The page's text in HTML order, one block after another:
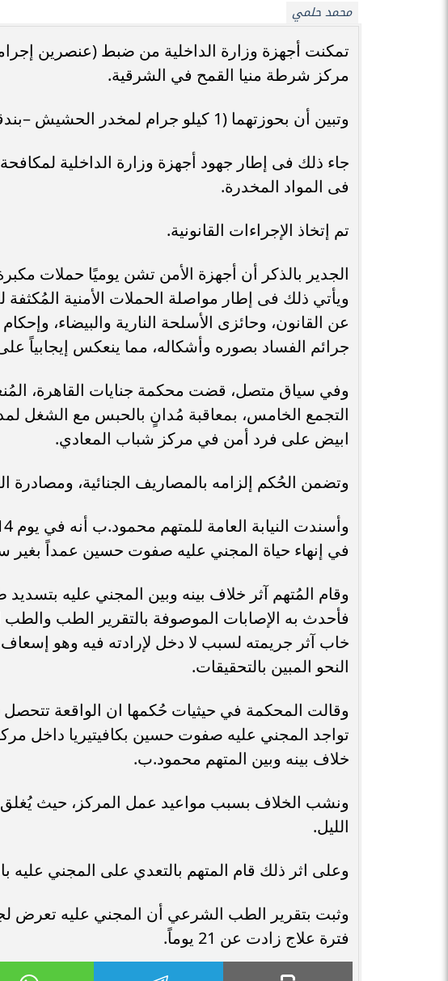
محمد حلمي
تمكنت أجهزة وزارة الداخلية من ضبط (عنصرين
مركز شرطة منيا القمح في الشرقية.
وتبين أن بحوزتهما (1 كيلو جرام لمخدر الحشيش –بندقية آلية –فرد محلى –عدد من الطلقات).
جاء ذلك فى إطار جهود أجهزة وزارة الداخلية
فى المواد المخدرة.
تم إتخاذ الإجراءات القانونية.
الجدير بالذكر أن أجهزة الأمن تشن يوميًا حملات
ويأتي ذلك فى إطار مواصلة الحملات الأمنية
عن القانون، وحائزى الأسلحة النارية والبيضاء،
جرائم الفساد بصوره وأشكاله، مما ينعكس إيجابياً
وفي سياق متصل، قضت محكمة جنايات القاهرة،
ابيض على فرد أمن في مركز شباب المعادي.
وتضمن الحُكم إلزامه بالمصاريف الجنائية، ومصادرة
في إنهاء حياة المجني عليه صفوت حسين عمداً بغير
وقام المُتهم آثر خلاف بينه وبين المجني عليه
فأحدث به الإصابات الموصوفة بالتقرير الطب
خاب آثر جريمته لسبب لا دخل لإرادته فيه وهو إسعاف
النحو المبين بالتحقيقات.
تواجد المجني عليه صفوت حسين بكافيتيريا داخل
خلاف بينه وبين المتهم محمود.ب.
الليل.
وعلى اثر ذلك قام المتهم بالتعدي على المجني
وثبت بتقرير الطب الشرعي أن المجني عليه تعرض
فترة علاج زادت عن 21 يوماً.